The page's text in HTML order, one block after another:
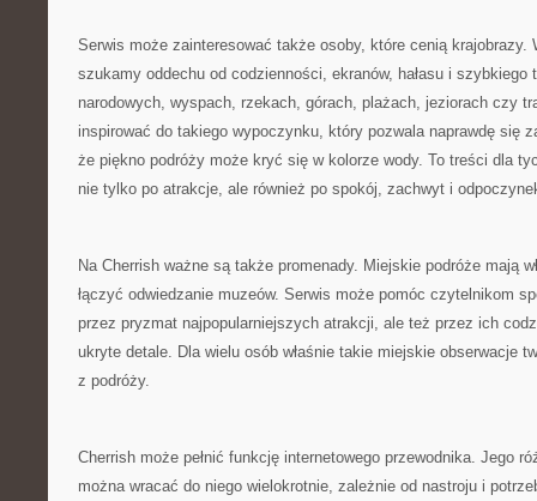
Serwis może zainteresować także osoby, które cenią krajobrazy.
szukamy oddechu od codzienności, ekranów, hałasu i szybkiego
narodowych, wyspach, rzekach, górach, plażach, jeziorach czy
inspirować do takiego wypoczynku, który pozwala naprawdę się
że piękno podróży może kryć się w kolorze wody. To treści dla
nie tylko po atrakcje, ale również po spokój, zachwyt i
Na Cherrish ważne są także promenady. Miejskie podróże mają
łączyć odwiedzanie muzeów. Serwis może pomóc czytelnikom
przez pryzmat najpopularniejszych atrakcji, ale też przez ich
ukryte detale. Dla wielu osób właśnie takie miejskie obserwacje
z podróży.
Cherrish może pełnić funkcję internetowego przewodnika. Jego
można wracać do niego wielokrotnie, zależnie od nastroju i